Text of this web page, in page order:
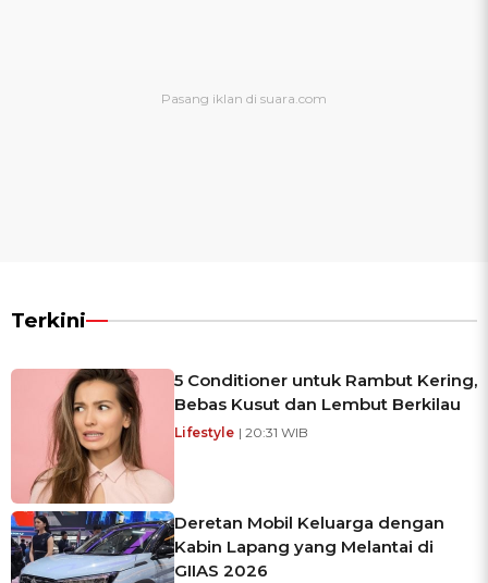
Terkini
5 Conditioner untuk Rambut Kering,
Bebas Kusut dan Lembut Berkilau
Lifestyle | 20:31 WIB
Deretan Mobil Keluarga dengan
Kabin Lapang yang Melantai di
GIIAS 2026